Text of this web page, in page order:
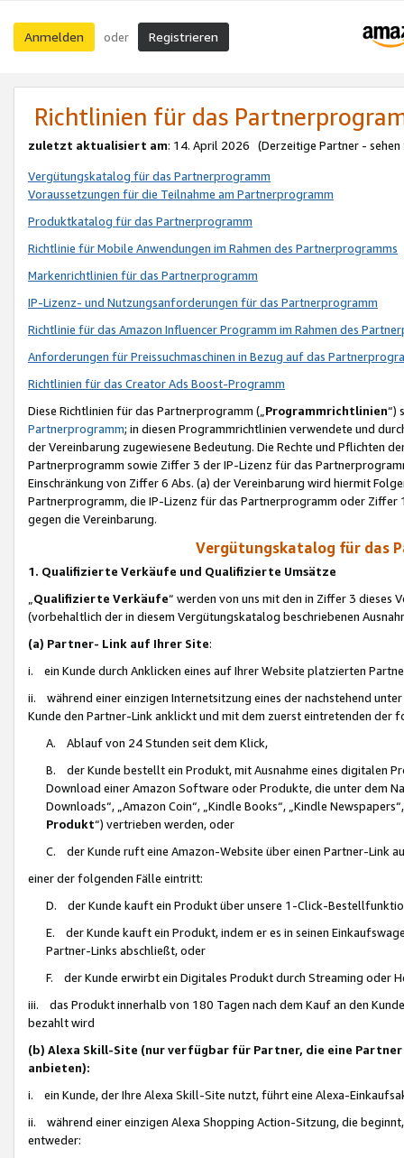
Anmelden oder Registrieren
Richtlinien für das
zuletzt aktualisiert am: 14. April 2026 (Derzeitige Partner - sehen
Vergütungskatalog für das Partnerprogramm
Voraussetzungen für die Teilnahme am Partnerprogramm
Produktkatalog für das Partnerprogramm
Richtlinie für Mobile Anwendungen im Rahmen des Partnerprogramms
Markenrichtlinien für das Partnerprogramm
IP-Lizenz- und Nutzungsanforderungen für das Partnerprogramm
Richtlinie für das Amazon Influencer Programm im Rahmen des
Anforderungen für Preissuchmaschinen in Bezug auf das
Richtlinien für das Creator Ads Boost-Programm
Diese Richtlinien für das Partnerprogramm („Programmrichtlinien“)
Partnerprogramm; in diesen Programmrichtlinien verwendete und
der Vereinbarung zugewiesene Bedeutung. Die Rechte und Pflichten
Partnerprogramm sowie Ziffer 3 der IP-Lizenz für das
Einschränkung von Ziffer 6 Abs. (a) der Vereinbarung wird hiermit
Partnerprogramm, die IP-Lizenz für das Partnerprogramm oder
gegen die Vereinbarung.
Vergütungskatalog für das
1. Qualifizierte Verkäufe und Qualifizierte Umsätze
Qualifizierte Verkäufe“ werden von uns mit den in Ziffer 3
(vorbehaltlich der in diesem Vergütungskatalog beschriebenen
(a) Partner- Link auf Ihrer Site:
i. ein Kunde durch Anklicken eines auf Ihrer Website platzierten
ii. während einer einzigen Internetsitzung eines der nachstehend
Kunde den Partner-Link anklickt und mit dem zuerst eintretenden der
A. Ablauf von 24 Stunden seit dem Klick,
B. der Kunde bestellt ein Produkt, mit Ausnahme eines digitalen
Download einer Amazon Software oder Produkte, die unter dem
Downloads“, „Amazon Coin“, „Kindle Books“, „Kindle
Produkt“) vertrieben werden, oder
C. der Kunde ruft eine Amazon-Website über einen Partner-Link
einer der folgenden Fälle eintritt:
D. der Kunde kauft ein Produkt über unsere 1-Click-
E. der Kunde kauft ein Produkt, indem er es in seinen
Partner-Links abschließt, oder
F. der Kunde erwirbt ein Digitales Produkt durch Streaming oder
iii. das Produkt innerhalb von 180 Tagen nach dem Kauf an den
bezahlt wird
(b) Alexa Skill-Site (nur verfügbar für Partner, die eine
anbieten):
i. ein Kunde, der Ihre Alexa Skill-Site nutzt, führt eine Alexa-
ii. während einer einzigen Alexa Shopping Action-Sitzung, die
entweder: